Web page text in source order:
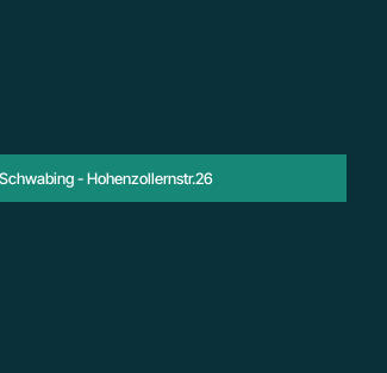
Schwabing - Hohenzollernstr.26